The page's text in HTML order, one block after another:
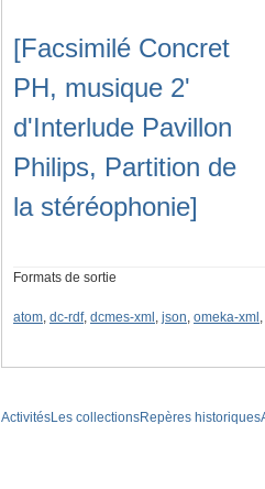
[Facsimilé Concret
PH, musique 2'
d'Interlude Pavillon
Philips, Partition de
la stéréophonie]
Formats de sortie
atom, dc-rdf, dcmes-xml , json, omeka-xml ,
ActivitésLes collectionsRepères historiques